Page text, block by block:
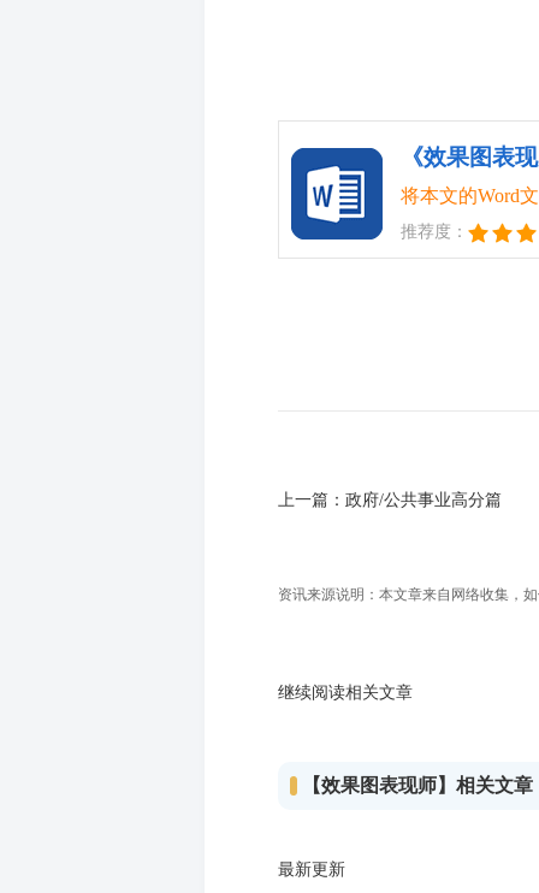
《效果图表
将本文的Word
推荐度：
上一篇： 政府/公共事业高分篇
资讯来源说明：本文章来自网络收集，
继续阅读相关文章
【效果图表现师】相关文章
最新更新